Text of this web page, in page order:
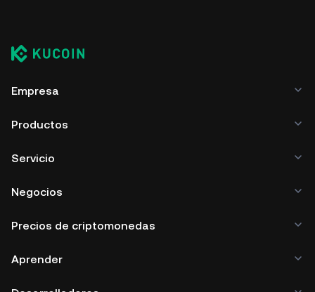
Empresa
Productos
Servicio
Negocios
Precios de criptomonedas
Aprender